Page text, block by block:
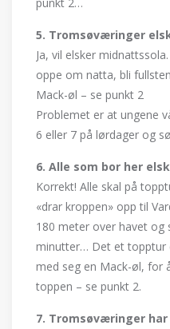
5. Tromsøværinger
Ja, vil elsker
oppe om natta, bli
Mack-øl – se punkt 2
Problemet er at ungene
6 eller 7 på lørdager og
6. Alle som bor her
Korrekt! Alle skal på
«drar kroppen» opp til
180 meter over havet og
minutter… Det et topptur
med seg en Mack-øl, for
toppen – se punkt 2.
7. Tromsøværinger